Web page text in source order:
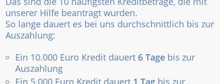
unserer Hilfe beantragt wurden.
So lange dauert es bei uns durchschnittlich bis zur
Auszahlung:
Ein 10.000 Euro Kredit dauert6 Tage bis zur
Auszahlung